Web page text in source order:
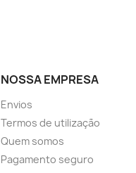
NOSSA EMPRESA
Envios
Termos de utilização
Quem somos
Pagamento seguro